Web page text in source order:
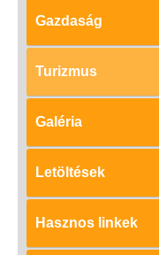
Gazdaság
Turizmus
Galéria
Letöltések
Hasznos linkek